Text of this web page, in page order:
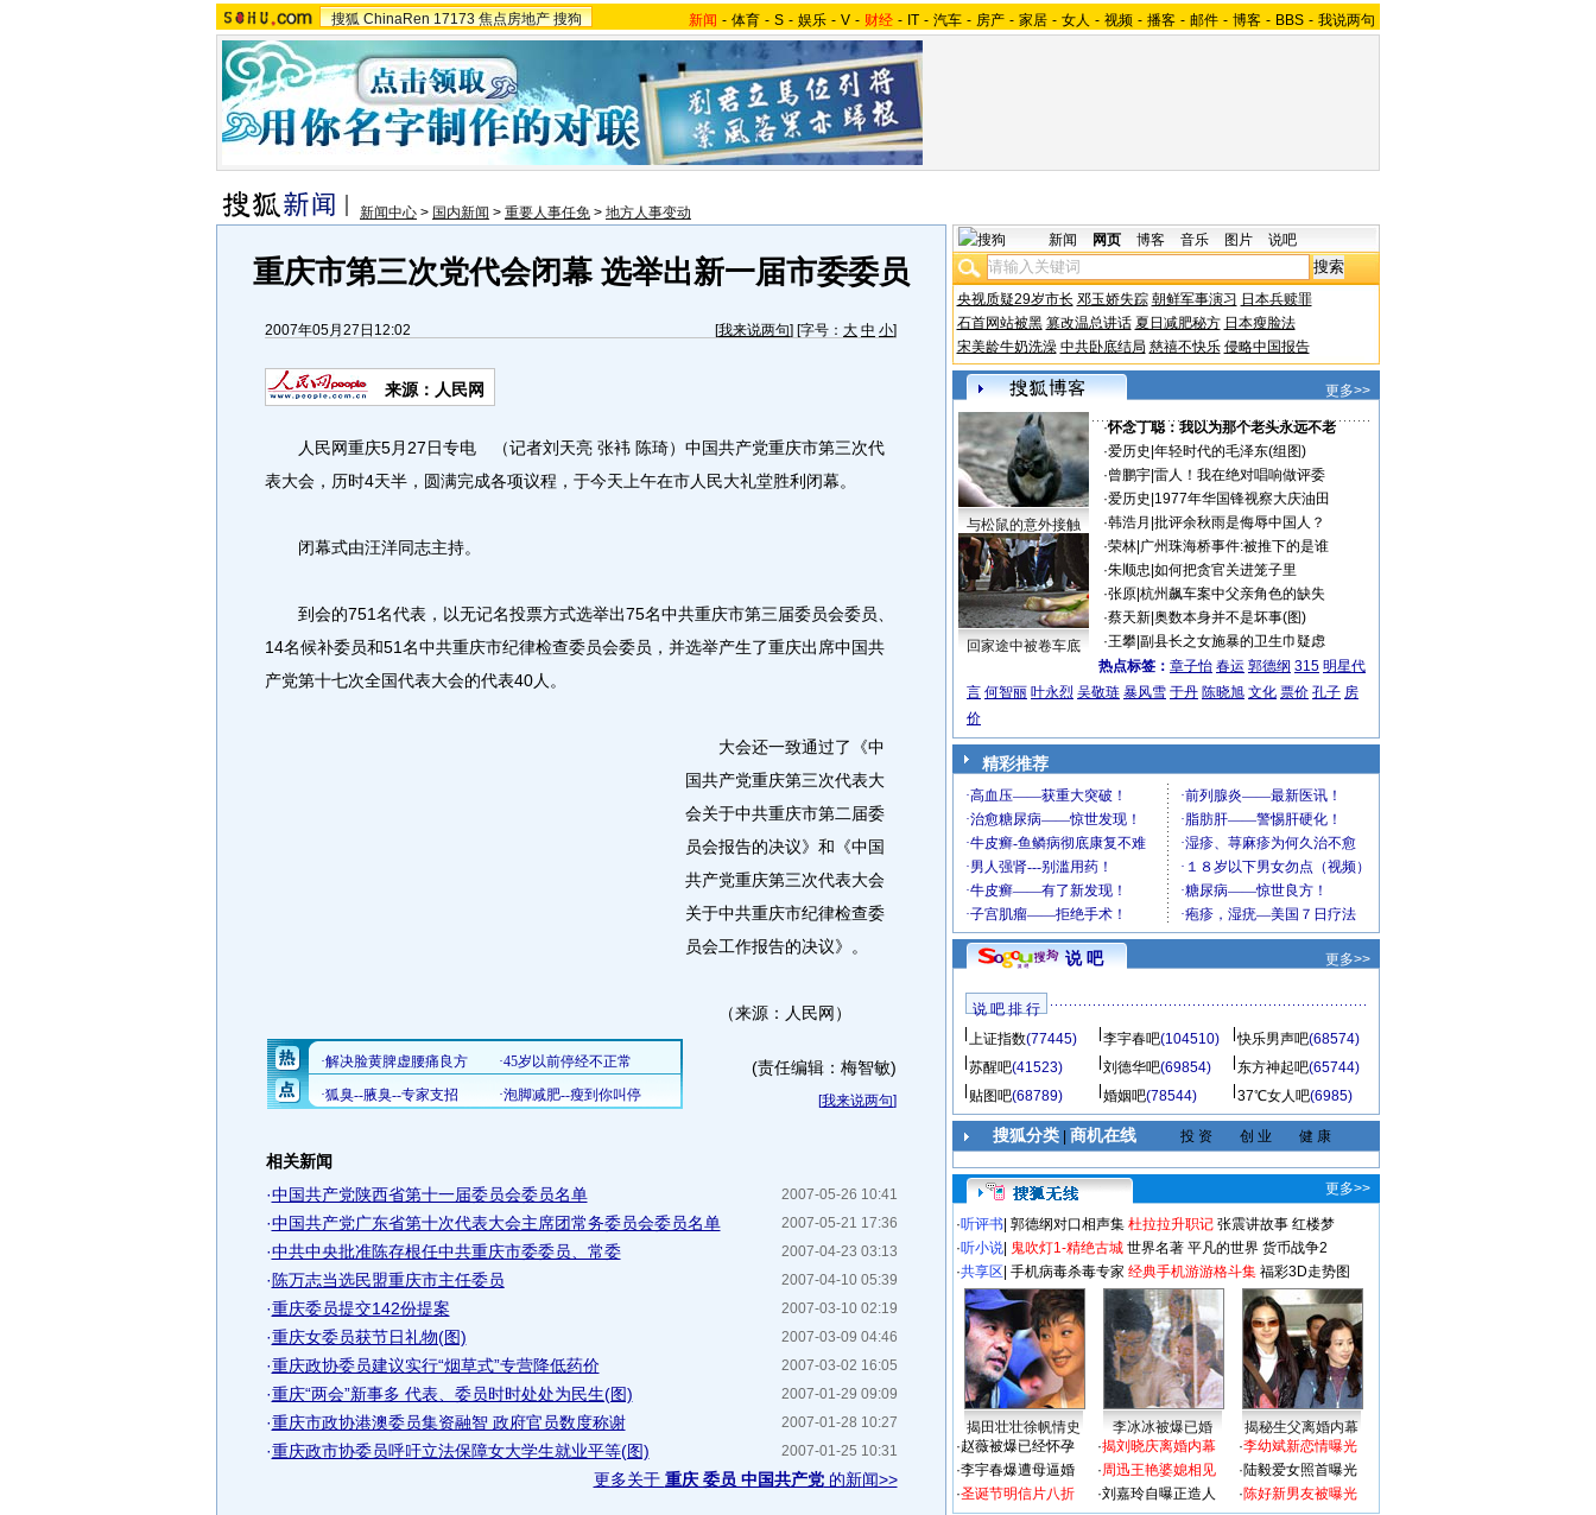
搜狐 ChinaRen 17173 焦点房地产 搜狗 新闻 - 体育 - S - 娱乐 - V - 财经 - IT - 汽车 - 房产 - 家居 - 女人 - 视频 - 播客 - 邮件 - 博客 - BBS - 我说两句
新闻中心 > 国内新闻 > 重要人事任免 > 地方人事变动
重庆市第三次党代会闭幕 选举出新一届市委委员
2007年05月27日12:02 [我来说两句] [字号： 大 中 小]
来源：人民网
人民网重庆5月27日专电 （记者刘天亮 张袆 陈琦）中国共产党重庆市第三次代
表大会，历时4天半，圆满完成各项议程，于今天上午在市人民大礼堂胜利闭幕。
闭幕式由汪洋同志主持。
到会的751名代表，以无记名投票方式选举出75名中共重庆市第三届委员会委员、
14名候补委员和51名中共重庆市纪律检查委员会委员，并选举产生了重庆出席中国共
产党第十七次全国代表大会的代表40人。
大会还一致通过了《中
国共产党重庆第三次代表大
会关于中共重庆市第二届委
员会报告的决议》和《中国
共产党重庆第三次代表大会
关于中共重庆市纪律检查委
员会工作报告的决议》。
（来源：人民网）
(责任编辑：梅智敏)
[我来说两句]
相关新闻
2007-05-26 10:41
·中国共产党陕西省第十一届委员会委员名单
2007-05-21 17:36
·中国共产党广东省第十次代表大会主席团常务委员会委员名单
2007-04-23 03:13
·中共中央批准陈存根任中共重庆市委委员、常委
2007-04-10 05:39
· 陈万志当选民盟重庆市主任委员
2007-03-10 02:19
·重庆委员提交142份提案
2007-03-09 04:46
·重庆女委员获节日礼物(图)
2007-03-02 16:05
·重庆政协委员建议实行“烟草式”专营降低药价
2007-01-29 09:09
·重庆“两会”新事多 代表、委员时时处处为民生(图)
2007-01-28 10:27
·重庆市政协港澳委员集资融智 政府官员数度称谢
2007-01-25 10:31
·重庆政市协委员呼吁立法保障女大学生就业平等(图)
更多关于 重庆 委员 中国共产党的新闻>>
新闻 网页 博客 音乐 图片 说吧
央视质疑29岁市长 邓玉娇失踪 朝鲜军事演习 日本兵赎罪
石首网站被黑 篡改温总讲话 夏日减肥秘方 日本瘦脸法
宋美龄牛奶洗澡 中共卧底结局 慈禧不快乐 侵略中国报告
更多>>
与松鼠的意外接触
回家途中被卷车底
·怀念丁聪：我以为那个老头永远不老
·爱历史 年轻时代的毛泽东(组图)
·曾鹏宇| 雷人！我在绝对唱响做评委
·爱历史 1977年华国锋视察大庆油田
·韩浩月 批评余秋雨是侮辱中国人？
·荣林| 广州珠海桥事件:被推下的是谁
·朱顺忠 如何把贪官关进笼子里
·张原| 杭州飙车案中父亲角色的缺失
·蔡天新| 奥数本身并不是坏事(图)
·王攀| 副县长之女施暴的卫生巾疑虑
热点标签： 章子怡 春运 郭德纲 315 明星代
言 何智丽 叶永烈 吴敬琏 暴风雪 于丹 陈晓旭 文化 票价 孔子 房
价
精彩推荐
说 吧 更多>>
说 吧 排 行
上证指数(77445) 李宇春吧(104510) 快乐男声吧(68574)
苏醒吧(41523) 刘德华吧(69854) 东方神起吧(65744)
贴图吧(68789) 婚姻吧(78544) 37℃女人吧(6985)
搜狐分类| 商机在线 投 资 创 业 健 康
更多>>
·听评书 郭德纲对口相声集 杜拉拉升职记 张震讲故事 红楼梦
·听小说 鬼吹灯1-精绝古城 世界名著 平凡的世界 货币战争2
·共享区 手机病毒杀毒专家 经典手机游游格斗集 福彩3D走势图
揭田壮壮徐帆情史 李冰冰被爆已婚
揭秘生父离婚内幕
·赵薇被爆已经怀孕
·李宇春爆遭母逼婚
·圣诞节明信片八折
·揭刘晓庆离婚内幕
·周迅王艳婆媳相见
·刘嘉玲自曝正造人
·李幼斌新恋情曝光
·陆毅爱女照首曝光
·陈好新男友被曝光